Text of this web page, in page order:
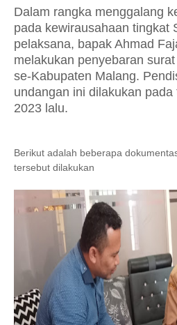
Dalam rangka menggalang
pada kewirausahaan tingkat
pelaksana, bapak Ahmad
melakukan penyebaran
se-Kabupaten Malang.
undangan ini dilakukan
2023 lalu.
Berikut adalah beberapa
tersebut dilakukan